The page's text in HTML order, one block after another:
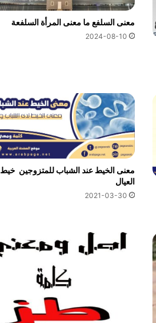
معنى السلفع ما معنى المرأة السلفعة
2024-08-10
معنى الخيط عند الشباب للمتزوجين خيط
العيال
2021-03-30